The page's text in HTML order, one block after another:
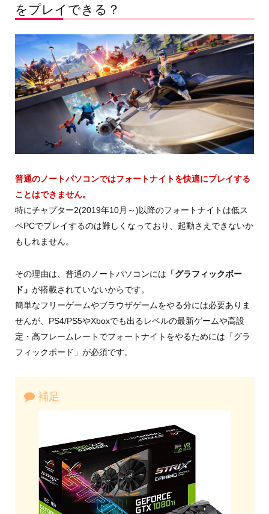
をプレイできる？
普通のノートパソコンではフォートナイトを快適にプレイする
ことはできません。
特にチャプター2(2019年10月～)以降のフォートナイトは低ス
ペPCでプレイするのは難しくなっており、起動さえできないか
もしれません。
その理由は、普通のノートパソコンには 「グラフィックボー
ド」 が搭載されていないからです。
簡単なフリーゲームやブラウザゲームをやる分には必要ありま
せんが、PS4/PS5やXboxでも出るレベルの最新ゲームや高設
定・高フレームレートでフォートナイトをやるためには「グラ
フィックボード」が必須です。
補足